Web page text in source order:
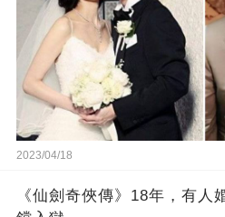
2023/04/18
《仙劍奇俠傳》18年，有人